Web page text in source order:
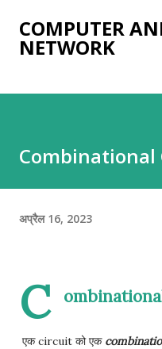
सीधे
COMPUTER
NETWORK
अप्रैल 16, 2023
C
एक circuit को एक